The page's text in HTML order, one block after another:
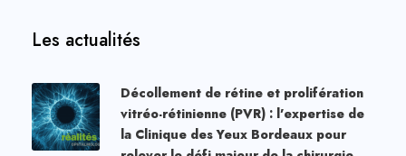
Les actualités
Décollement de rétine et prolifération
vitréo-rétinienne (PVR) : l’expertise de
la Clinique des Yeux Bordeaux pour